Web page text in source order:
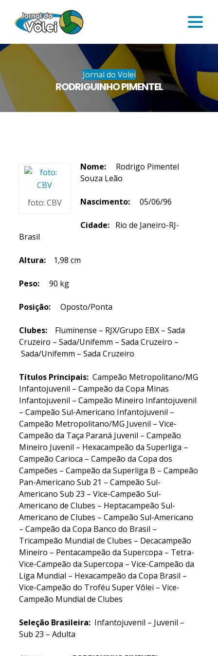
Jornal do Volei
RODRIGUINHO PIMENTEL
foto: CBV
Nome: Rodrigo Pimentel
Souza Leão
Nascimento: 05/06/96
Cidade: Rio de Janeiro-RJ-
Brasil
Altura: 1,98 cm
Peso: 90 kg
Posição: Oposto/Ponta
Clubes: Fluminense – RJX/Grupo EBX – Sada
Cruzeiro – Sada/Unifemm – Sada Cruzeiro –
Sada/Unifemm – Sada Cruzeiro
Títulos Principais: Campeão Metropolitano/MG
Infantojuvenil – Campeão da Copa Minas
Infantojuvenil – Campeão Mineiro Infantojuvenil
– Campeão Sul-Americano Infantojuvenil –
Campeão Metropolitano/MG Juvenil – Vice-
Campeão da Taça Paraná Juvenil – Campeão
Mineiro Juvenil – Hexacampeão da Superliga –
Campeão Carioca – Campeão da Copa dos
Campeões – Campeão da Superliga B – Campeão
Pan-Americano Sub 21 – Campeão Sul-
Americano Sub 23 – Vice-Campeão Sul-
Americano de Clubes – Heptacampeão Sul-
Americano de Clubes – Campeão Sul-Americano
– Campeão da Copa Banco do Brasil –
Tricampeão Mundial de Clubes – Decacampeão
Mineiro – Pentacampeão da Supercopa – Tetra-
Vice-Campeão da Supercopa – Vice-Campeão da
Liga Mundial – Hexacampeão da Copa Brasil –
Vice-Campeão do Troféu Super Vôlei – Vice-
Campeão Mundial de Clubes
Seleção Brasileira: Infantojuvenil – Juvenil –
Sub 23 – Adulta